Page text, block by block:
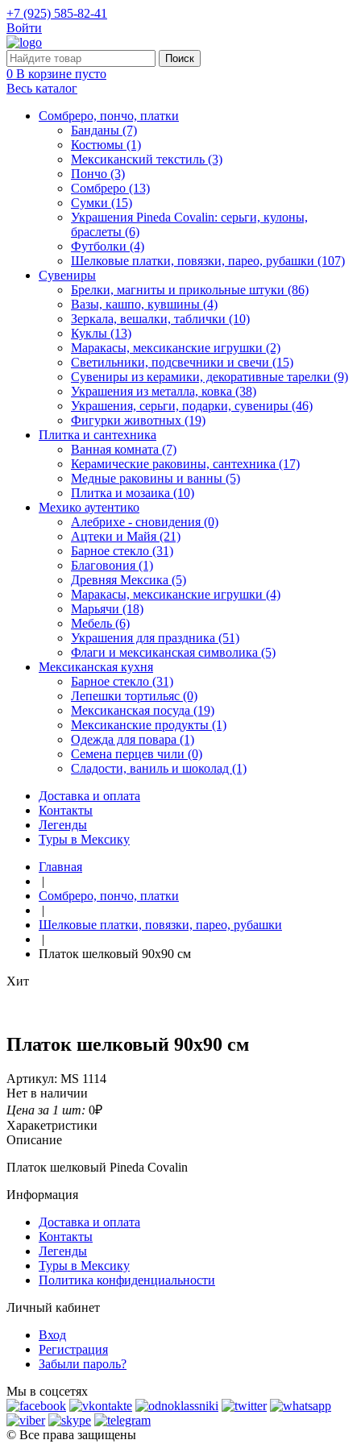
+7 (925) 585-82-41
Войти
0 В корзине пусто
Весь каталог
Сомбреро, пончо, платки
Банданы (7)
Костюмы (1)
Мексиканский текстиль (3)
Пончо (3)
Сомбреро (13)
Сумки (15)
Украшения Pineda Covalin: серьги, кулоны,
браслеты (6)
Футболки (4)
Шелковые платки, повязки, парео, рубашки (107)
Сувениры
Брелки, магниты и прикольные штуки (86)
Вазы, кашпо, кувшины (4)
Зеркала, вешалки, таблички (10)
Куклы (13)
Маракасы, мексиканские игрушки (2)
Светильники, подсвечники и свечи (15)
Сувениры из керамики, декоративные тарелки (9)
Украшения из металла, ковка (38)
Украшения, серьги, подарки, сувениры (46)
Фигурки животных (19)
Плитка и сантехника
Ванная комната (7)
Керамические раковины, сантехника (17)
Медные раковины и ванны (5)
Плитка и мозаика (10)
Мехико аутентико
Алебрихе - сновидения (0)
Ацтеки и Майя (21)
Барное стекло (31)
Благовония (1)
Древняя Мексика (5)
Маракасы, мексиканские игрушки (4)
Марьячи (18)
Мебель (6)
Украшения для праздника (51)
Флаги и мексиканская символика (5)
Мексиканская кухня
Барное стекло (31)
Лепешки тортильяс (0)
Мексиканская посуда (19)
Мексиканские продукты (1)
Одежда для повара (1)
Семена перцев чили (0)
Сладости, ваниль и шоколад (1)
Доставка и оплата
Контакты
Легенды
Туры в Мексику
Главная
|
Сомбреро, пончо, платки
|
Шелковые платки, повязки, парео, рубашки
|
Платок шелковый 90х90 см
Хит
Платок шелковый 90х90 см
Артикул: MS 1114
Нет в наличии
Цена за 1 шт: 0₽
Харакетристики
Описание
Платок шелковый Pineda Covalin
Информация
Доставка и оплата
Контакты
Легенды
Туры в Мексику
Политика конфиденциальности
Личный кабинет
Вход
Регистрация
Забыли пароль?
Мы в соцсетях
© Все права защищены